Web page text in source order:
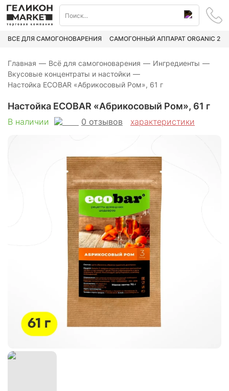
ВСЁ ДЛЯ САМОГОНОВАРЕНИЯ САМОГОННЫЙ АППАРАТ ORGANIC 2
Главная — Всё для самогоноварения — Ингредиенты —
Вкусовые концентраты и настойки —
Настойка ECOBAR «Абрикосовый Ром», 61 г
Настойка ECOBAR «Абрикосовый Ром», 61 г
В наличии 0 отзывов характеристики